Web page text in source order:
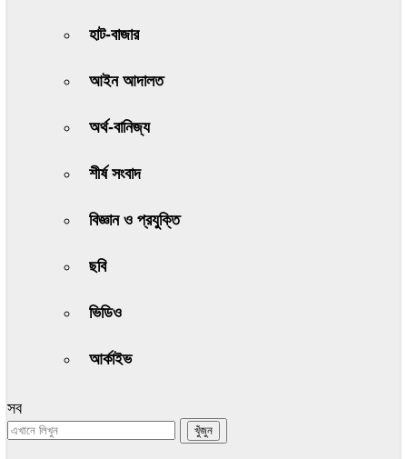
হাট-বাজার
আইন আদালত
অর্থ-বানিজ্য
শীর্ষ সংবাদ
বিজ্ঞান ও প্রযুক্তি
ছবি
ভিডিও
আর্কাইভ
সব